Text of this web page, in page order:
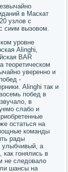
в Маскат
узлов с
сиим вызовом.
уровне
Alinghi,
BAR
теоретическом
уверенно и
-
Alinghi так и
побед в
в
слабо и
остаться на
команды
рады
улыбчивый, а
гонялись в
не следовало
шансы на